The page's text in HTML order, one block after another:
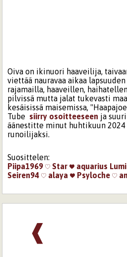
Oiva on ikinuori haaveilija,
viettää nauravaa aikaa
rajamailla, haaveillen,
pilvissä mutta jalat tukevasti
kesäisissä maisemissa,
Tube siirry osoitteeseen ja
äänestitte minut huhtikuun 2024
runoilijaksi.
Suosittelen:
Piipa1969
Star aquarius
Seiren94
alaya Psyloche
❰